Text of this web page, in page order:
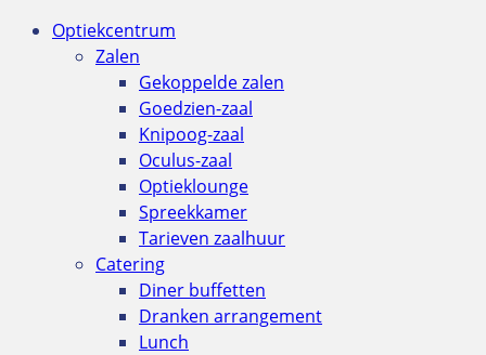
Optiekcentrum
Zalen
Gekoppelde zalen
Goedzien-zaal
Knipoog-zaal
Oculus-zaal
Optieklounge
Spreekkamer
Tarieven zaalhuur
Catering
Diner buffetten
Dranken arrangement
Lunch